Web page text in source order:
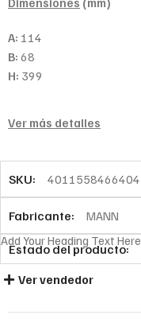
A: 114
B: 68
H: 399
Ver más detalles
SKU: 4011558466404
Fabricante: MANN
Estado del producto:
Add Your Heading Text Here
Ver vendedor